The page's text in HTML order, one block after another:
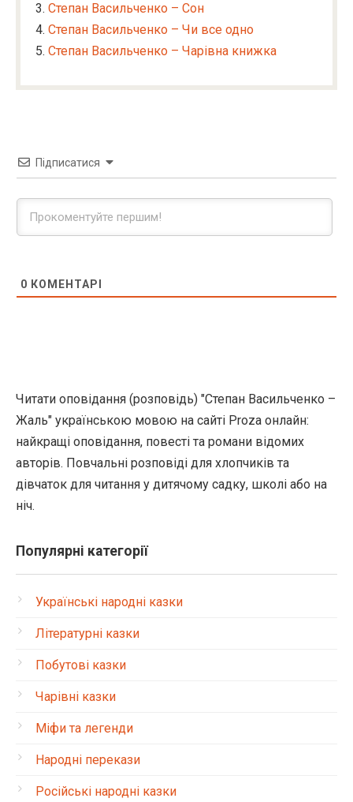
Степан Васильченко – Сон
Степан Васильченко – Чи все одно
Степан Васильченко – Чарівна книжка
Підписатися
0 КОМЕНТАРІ
Читати оповідання (розповідь) "Степан Васильченко –
Жаль" українською мовою на сайті Proza онлайн:
найкращі оповідання, повесті та романи відомих
авторів. Повчальні розповіді для хлопчиків та
дівчаток для читання у дитячому садку, школі або на
ніч.
Популярні категорії
Українські народні казки
Літературні казки
Побутові казки
Чарівні казки
Міфи та легенди
Народні перекази
Російські народні казки